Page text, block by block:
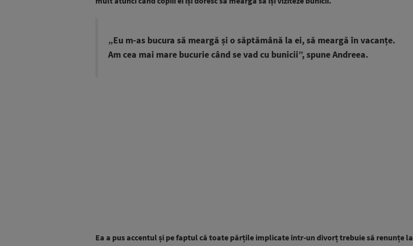
„Eu m-as bucura să meargă și o săptămână la ei, să meargă în vacanțe.
Am cea mai mare bucurie când se vad cu bunicii”, spune Andreea.
Ea a pus accentul și pe faptul că toate părțile implicate într-un divorț trebuie să renunțe la